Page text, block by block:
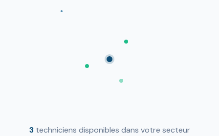
3techniciens disponibles dans votre secteur